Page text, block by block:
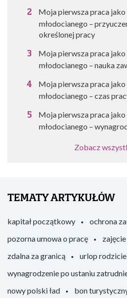
Moja pierwsza praca
młodocianego –
określonej pracy
Moja pierwsza praca
młodocianego – nauka
Moja pierwsza praca
młodocianego – czas
Moja pierwsza praca
młodocianego –
Zobacz
TEMATY ARTYKUŁÓW
kapitał początkowy
ochrona
pozorna umowa o pracę
zdalna za granicą
urlop
wynagrodzenie po ustaniu
nowy polski ład
bon